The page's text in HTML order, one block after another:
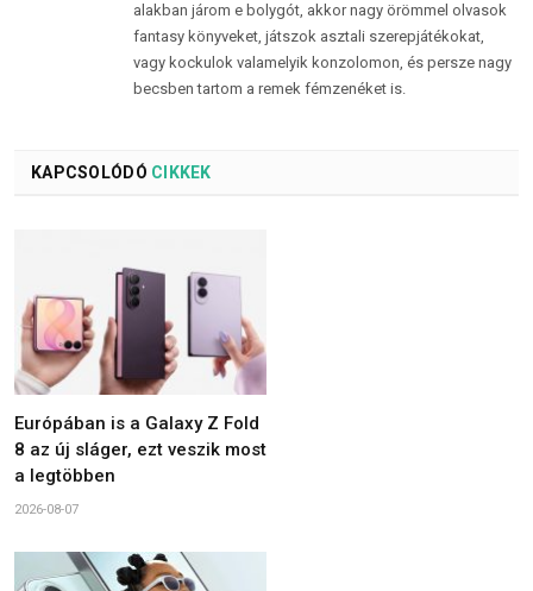
alakban járom e bolygót, akkor nagy örömmel olvasok
fantasy könyveket, játszok asztali szerepjátékokat,
vagy kockulok valamelyik konzolomon, és persze nagy
becsben tartom a remek fémzenéket is.
KAPCSOLÓDÓ CIKKEK
Európában is a Galaxy Z Fold
8 az új sláger, ezt veszik most
a legtöbben
2026-08-07